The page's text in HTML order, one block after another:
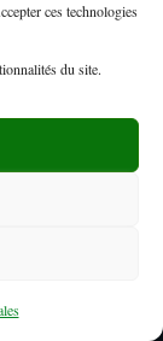
ces technologies
du site.
liés au trouble
les